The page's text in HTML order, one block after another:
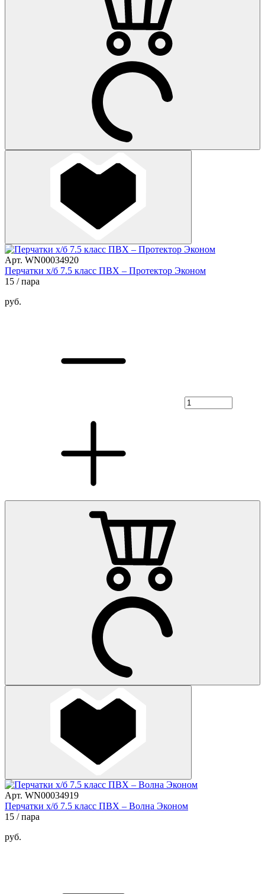
Арт. WN00034920
Перчатки х/б 7.5 класс ПВХ – Протектор Эконом
15 / пара
руб.
Арт. WN00034919
Перчатки х/б 7.5 класс ПВХ – Волна Эконом
15 / пара
руб.